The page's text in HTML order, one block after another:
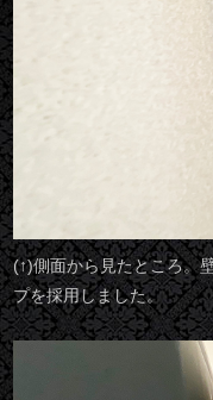
(↑)側面から見たところ。
プを採用しました。